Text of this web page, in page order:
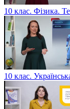
10 клас. Фізика.
10 клас.